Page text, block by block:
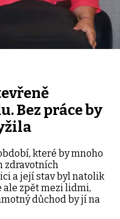
Bez práce by
které by mnoho
zdravotních
a její stav byl natolik
ale zpět mezi lidmi,
důchod by jí na